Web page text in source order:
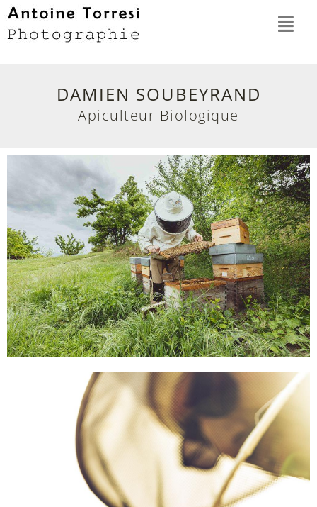
DAMIEN SOUBEYRAND
Apiculteur Biologique